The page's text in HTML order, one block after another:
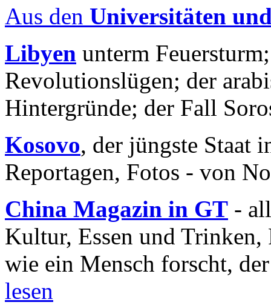
Aus den Universitäten
Libyen unterm
Revolutionslügen; der
Hintergründe; der Fall
Kosovo, der jüngste Staat
Reportagen, Fotos - von
China Magazin in GT -
Kultur, Essen und
wie ein Mensch forscht,
lesen